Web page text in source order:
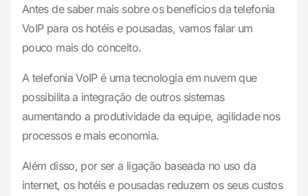
Antes de saber mais sobre os benefícios da telefonia
VoIP para os hotéis e pousadas, vamos falar um
pouco mais do conceito.
A telefonia VoIP é uma tecnologia em nuvem que
possibilita a integração de outros sistemas
aumentando a produtividade da equipe, agilidade nos
processos e mais economia.
Além disso, por ser a ligação baseada no uso da
internet, os hotéis e pousadas reduzem os seus custos